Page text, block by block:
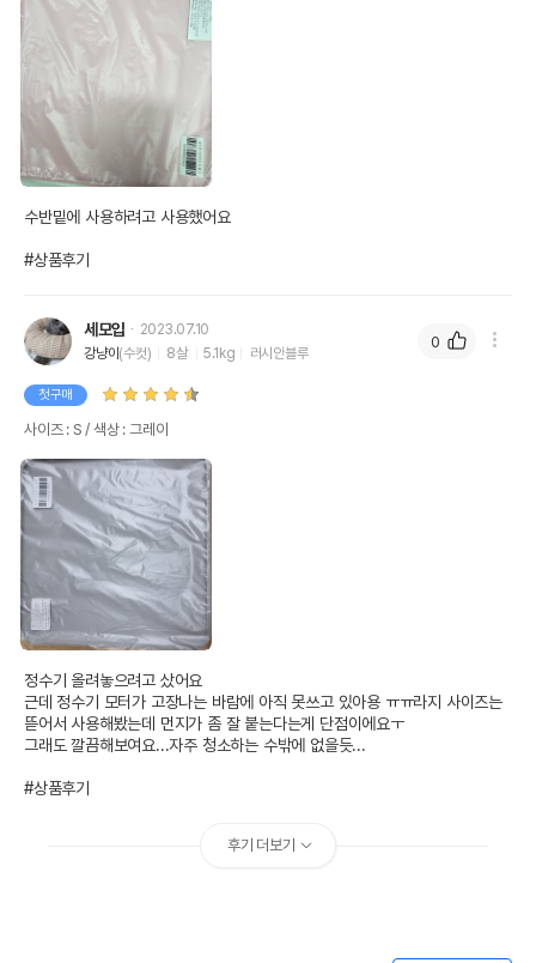
품명 및 모델명 스튜디오얼라이브 실리콘 식탁매트 S
받았음을 확인할수 있는
경우 그에 대한 사항
제조국 또는 원산지
제조자,수입품의 경우
수입자를 함께 표기
AS책임자와 전화번호
또는 소비자상담 관련
전화번호
유통기한
단, 상품명에 유통기한 명시된 경우, 해당
유통기한을 따릅니다.
수반밑에 사용하려고 사용했어요
#상품후기
세모입
2023.07.10
강냥이 (수컷) 8살 5.1kg 러시안블루
첫구매
사이즈 : S / 색상 : 그레이
정수기 올려놓으려고 샀어요
근데 정수기 모터가 고장나는 바람에 아직 못쓰고 있아용 ㅠㅠ라지 사이즈는
뜯어서 사용해봤는데 먼지가 좀 잘 붙는다는게 단점이에요ㅜ
그래도 깔끔해보여요...자주 청소하는 수밖에 없을듯...
#상품후기
0
후기 더보기